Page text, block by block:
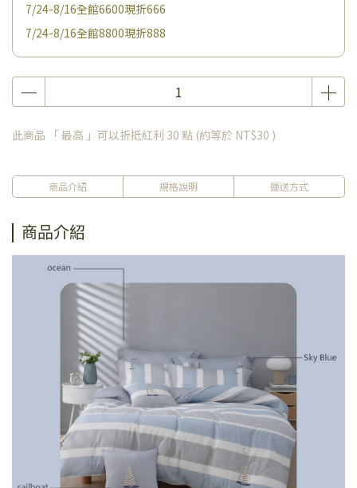
7/24-8/16全館6600現折666
7/24-8/16全館8800現折888
此商品 「 最高 」可以折抵紅利 30 點 (約等於 NT$30 )
商品介紹 規格說明 運送方式
商品介紹